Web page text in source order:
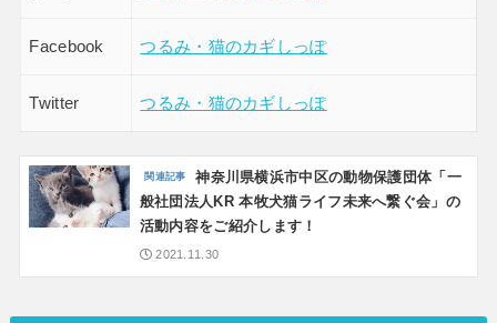
Facebook つるみ・猫のカギしっぽ
Twitter つるみ・猫のカギしっぽ
神奈川県横浜市中区の動物保護団体「一
般社団法人KR 本牧犬猫ライフ未来へ繋ぐ会」の
活動内容をご紹介します！
2021.11.30